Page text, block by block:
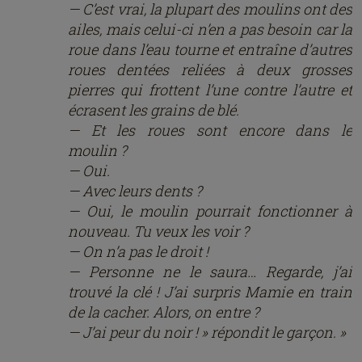
— C’est vrai, la plupart des moulins ont des
ailes, mais celui-ci n’en a pas besoin car la
roue dans l’eau tourne et entraîne d’autres
roues dentées reliées à deux grosses
pierres qui frottent l’une contre l’autre et
écrasent les grains de blé.
— Et les roues sont encore dans le
moulin ?
— Oui.
— Avec leurs dents ?
— Oui, le moulin pourrait fonctionner à
nouveau. Tu veux les voir ?
— On n’a pas le droit !
— Personne ne le saura… Regarde, j’ai
trouvé la clé ! J’ai surpris Mamie en train
de la cacher. Alors, on entre ?
— J’ai peur du noir ! » répondit le garçon. »